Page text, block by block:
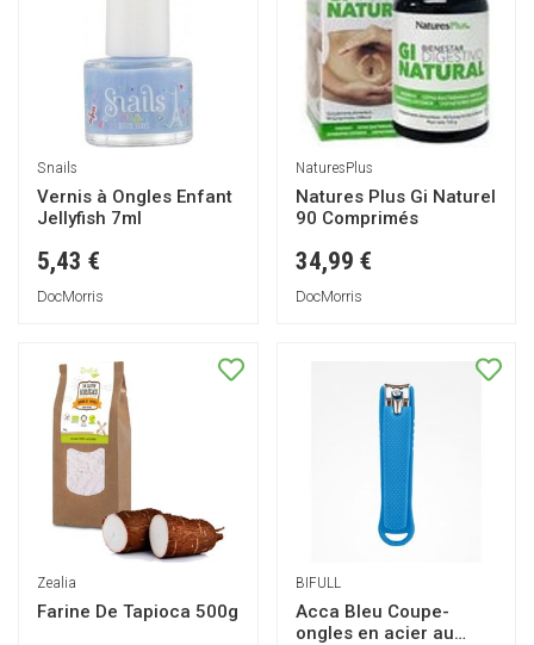
Snails
Vernis à Ongles Enfant
Jellyfish 7ml
5,43 €
DocMorris
NaturesPlus
Natures Plus Gi Naturel
90 Comprimés
34,99 €
DocMorris
Zealia
Farine De Tapioca 500g
BIFULL
Acca Bleu Coupe-
ongles en acier au